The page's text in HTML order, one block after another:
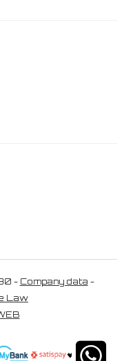
- Company data -
Law